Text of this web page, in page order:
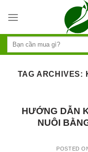
TAG ARCHIVES:
HƯỚNG DẪN
NUÔI
POSTED